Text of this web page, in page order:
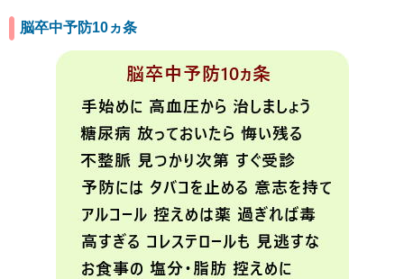
脳卒中予防10ヵ条